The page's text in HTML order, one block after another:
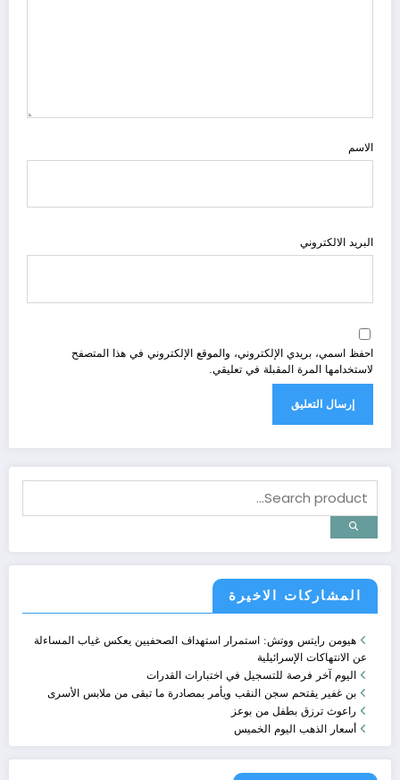
الاسم
البريد الالكتروني
احفظ اسمي، بريدي الإلكتروني، والموقع الإلكتروني في هذا المتصفح
لاستخدامها المرة المقبلة في تعليقي.
المشاركات الاخيرة
هيومن رايتس ووتش: استمرار استهداف الصحفيين يعكس غياب المساءلة
عن الانتهاكات الإسرائيلية
اليوم آخر فرصة للتسجيل في اختبارات القدرات
بن غفير يقتحم سجن النقب ويأمر بمصادرة ما تبقى من ملابس الأسرى
راعوث ترزق بطفل من بوعز
أسعار الذهب اليوم الخميس